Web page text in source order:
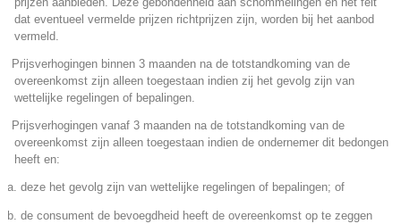
dat eventueel vermelde prijzen richtprijzen zijn, worden bij het aanbod
vermeld.
Prijsverhogingen binnen 3 maanden na de totstandkoming van de
overeenkomst zijn alleen toegestaan indien zij het gevolg zijn van
wettelijke regelingen of bepalingen.
Prijsverhogingen vanaf 3 maanden na de totstandkoming van de
overeenkomst zijn alleen toegestaan indien de ondernemer dit bedongen
heeft en:
a. deze het gevolg zijn van wettelijke regelingen of bepalingen; of
b. de consument de bevoegdheid heeft de overeenkomst op te zeggen